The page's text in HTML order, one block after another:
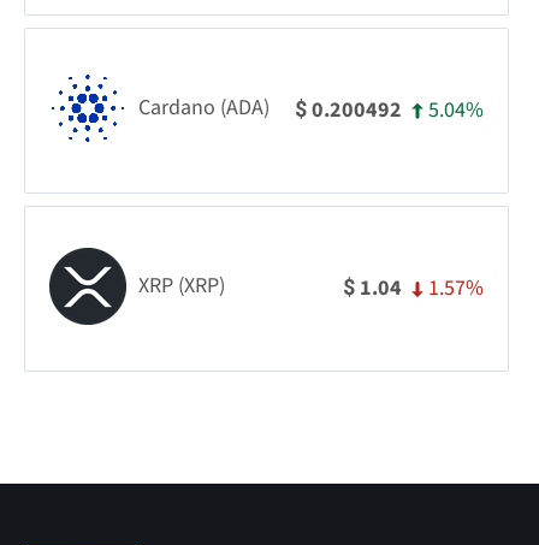
Cardano (ADA) $0.200492 5.04%
XRP (XRP) $ 1.04 1.57%